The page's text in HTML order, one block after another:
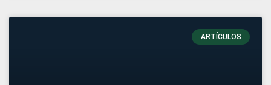
ARTÍCULOS